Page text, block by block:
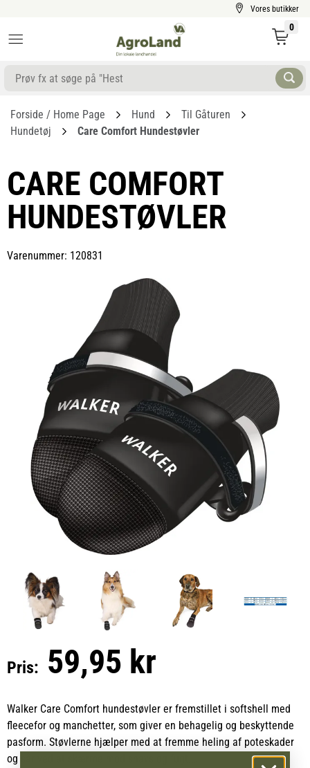
Vores butikker
0
Forside / Home Page Hund
Til Gåturen
Hundetøj
Care Comfort Hundestøvler
CARE COMFORT
HUNDESTØVLER
Varenummer: 120831
Pris: 59,95 kr
Walker Care Comfort hundestøvler er fremstillet i softshell med
fleecefor og manchetter, som giver en behagelig og beskyttende
pasform. Støvlerne hjælper med at fremme heling af poteskader
og sår ved at skærme mod snavs og fugt.